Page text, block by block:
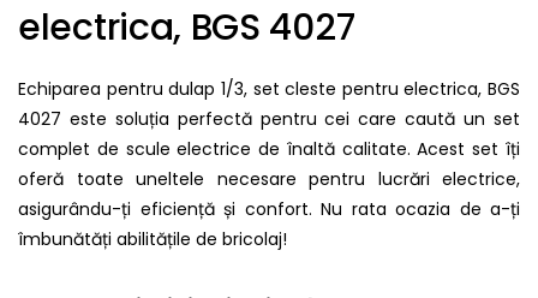
electrica, BGS 4027
Echiparea pentru dulap 1/3, set cleste pentru electrica, BGS
4027 este soluția perfectă pentru cei care caută un set
complet de scule electrice de înaltă calitate. Acest set îți
oferă toate uneltele necesare pentru lucrări electrice,
asigurându-ți eficiență și confort. Nu rata ocazia de a-ți
îmbunătăți abilitățile de bricolaj!